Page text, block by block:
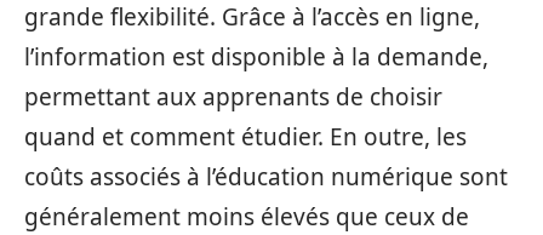
grande flexibilité. Grâce à l’accès en ligne,
l’information est disponible à la demande,
permettant aux apprenants de choisir
quand et comment étudier. En outre, les
coûts associés à l’éducation numérique sont
généralement moins élevés que ceux de